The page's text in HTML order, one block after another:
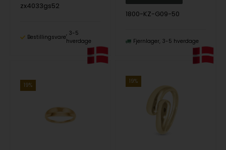
zx4033gs52
Bestillingsvare
3-5
hverdage
1800-KZ-G09-50
Fjernlager 3-5 hverdage
19% 19%